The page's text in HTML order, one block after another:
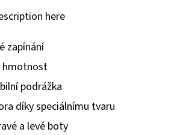
zapínání
hmotnost
podrážka
díky speciálnímu tvaru
a levé boty